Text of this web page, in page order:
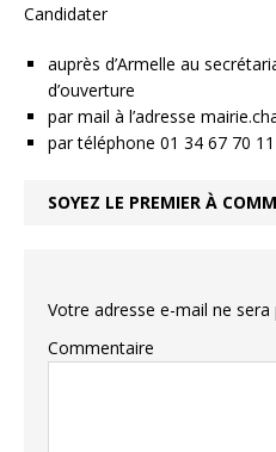
Candidater
auprès d’Armelle au
d’ouverture
par mail à l’adresse
par téléphone 01 34 67 70 11
SOYEZ LE PREMIER À
Votre adresse e-mail ne sera
Commentaire